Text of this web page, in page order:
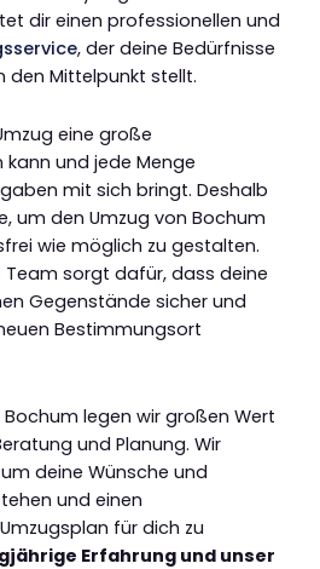
dir einen professionellen und
, der deine Bedürfnisse
den Mittelpunkt stellt.
eine große
und jede Menge
mit sich bringt. Deshalb
um den Umzug von Bochum
wie möglich zu gestalten.
Team sorgt dafür, dass deine
Gegenstände sicher und
Bestimmungsort
Bochum legen wir großen Wert
und Planung. Wir
deine Wünsche und
und einen
für dich zu
Erfahrung und unser